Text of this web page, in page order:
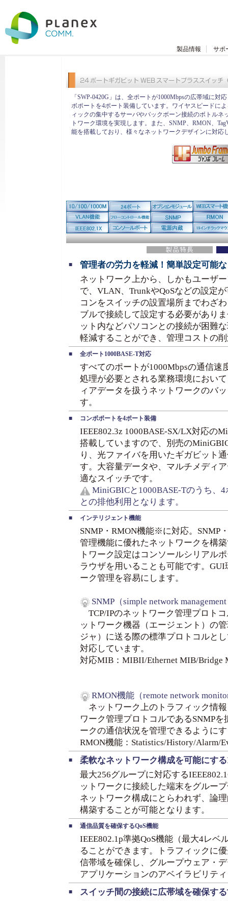
製品情報 サポ
「SWP-0420G」は、全ポートが1000Mbpsの広帯域に対
ボポートを4ポート装備しています。ワイヤスピードに
ィックの集中するサーバやバックボーン接続のボトルネ
トワーク環境を実現します。また、SNMP、RMON、
能を搭載しており、様々なネットワークデザインに対応
■
管理者の労力を軽減！簡単設定可能
ネットワーク上から、しかもユーザ
で、VLAN、TrunkやQoSなどの設定
コンをスイッチの設置場所までわざ
ブルで接続して設定する必要があり
ット内などパソコンとの接続が困難
軽減することができ、管理コストの
■ 全ポート1000BASE-T対応
すべてのポートが1000Mbpsの通信速
処理が必要とされる業務環境におい
ィアデータを扱うネットワークのバ
す。
■ コンボポートを4ポート装備
IEEE802.3z 1000BASE-SX/LX対応の
搭載していますので、別売の
り、光ファイバを用いたギガビット
す。大容量データや、マルチメディ
適なスイッチです。
MiniGBICと1000BASE-Tのうち、
との排他利用となります。
■ インテリジェント機能
SNMP・RMON機能※に対応。SNMP
管理機能に優れたネットワークを構
トワーク設定はコンソールシリアル
ラウザを用いることも可能です。
ーク管理を容易にします。
SNMP（simple network
TCP/IPのネットワーク管理プロト
ットワーク機器（エージェント）の
ジャ）に送る際の標準プロトコルと
対応しています。
対応MIB：MIBII/Ethernet MIB/Bridge
RMON機能（remote network
ネットワーク上のトラフィック情
ワーク管理プロトコルであるSNMP
ークの通信状況を管理できるように
RMON機能：Statistics/History/Alarm/
■
柔軟なネットワーク構成を可能にす
最大256グループに対応する
ットワークに接続した端末をグルー
ネットワーク構成にとらわれず、論
構築することが可能となります。
■ 通信品質を確保するQoS機能
IEEE802.1p準拠QoS機能（最大4レベ
ることができます。トラフィックに
信帯域を確保し、グループウェア・
アプリケーションのアベイラビリテ
■ スイッチ間の接続に広帯域を確保す